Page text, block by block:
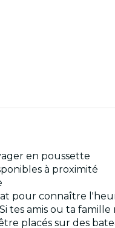
en poussette
à proximité
pour connaître
tes amis ou ta
placés sur des